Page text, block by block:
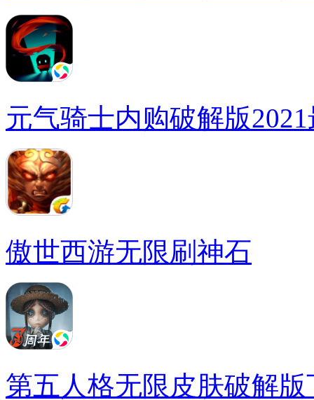
元气骑士内购破解版
傲世西游无限刷神石
第五人格无限皮肤破解版